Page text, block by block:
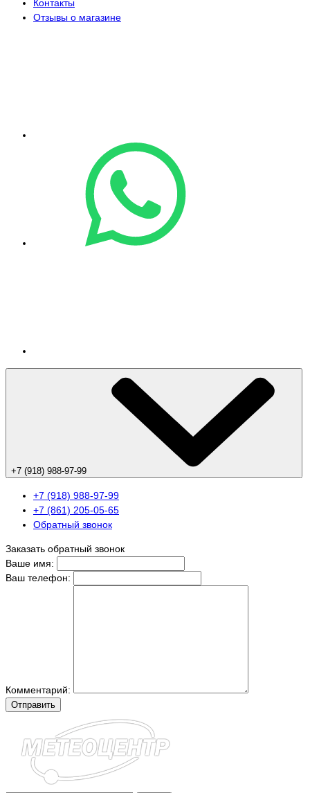
Контакты
Отзывы о магазине
+7 (918) 988-97-99
+7 (918) 988-97-99
+7 (861) 205-05-65
Обратный звонок
Заказать обратный звонок
Ваше имя:
Ваш телефон:
Комментарий:
Отправить